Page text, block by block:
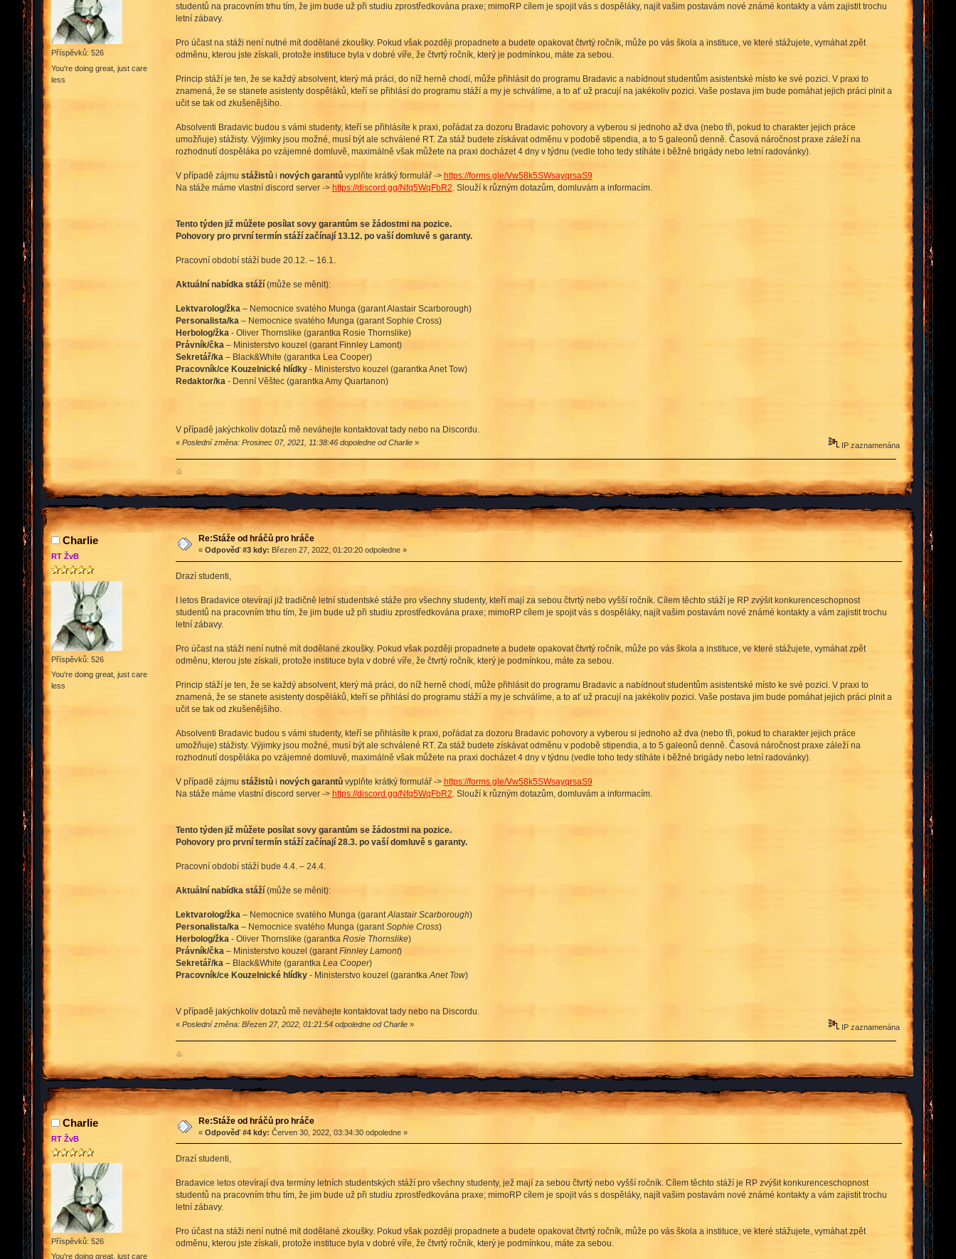
Příspěvků: 526
You're doing great, just care
less
studentů na pracovním trhu tím, že jim bude už při studiu zprostředkována praxe; mimoRP cílem je spojit vás s dospěláky, najít vašim postavám nové známé kontakty a vám zajistit trochu
letní zábavy.
Pro účast na stáži není nutné mít dodělané zkoušky. Pokud však později propadnete a budete opakovat čtvrtý ročník, může po vás škola a instituce, ve které stážujete, vymáhat zpět
odměnu, kterou jste získali, protože instituce byla v dobré víře, že čtvrtý ročník, který je podmínkou, máte za sebou.
Princip stáží je ten, že se každý absolvent, který má práci, do níž herně chodí, může přihlásit do programu Bradavic a nabídnout studentům asistentské místo ke své pozici. V praxi to
znamená, že se stanete asistenty dospěláků, kteří se přihlásí do programu stáží a my je schválíme, a to ať už pracují na jakékoliv pozici. Vaše postava jim bude pomáhat jejich práci plnit a
učit se tak od zkušenějšího.
Absolventi Bradavic budou s vámi studenty, kteří se přihlásíte k praxi, pořádat za dozoru Bradavic pohovory a vyberou si jednoho až dva (nebo tři, pokud to charakter jejich práce
umožňuje) stážisty. Výjimky jsou možné, musí být ale schválené RT. Za stáž budete získávat odměnu v podobě stipendia, a to 5 galeonů denně. Časová náročnost praxe záleží na
rozhodnutí dospěláka po vzájemné domluvě, maximálně však můžete na praxi docházet 4 dny v týdnu (vedle toho tedy stíháte i běžné brigády nebo letní radovánky).
V případě zájmu stážistůi nových garantůvyplňte krátký formulář -> https://forms.gle/Vw58k5SWsayqrsaS9
Na stáže máme vlastní discord server -> https://discord.gg/Nfq5WqFbR2 . Slouží k různým dotazům, domluvám a informacím.
Tento týden již můžete posílat sovy garantům se žádostmi na pozice.
Pohovory pro první termín stáží začínají 13.12. po vaší domluvě s garanty.
Pracovní období stáží bude 20.12. – 16.1.
Aktuální nabídka stáží(může se měnit):
Lektvarolog/žka – Nemocnice svatého Munga (garant Alastair Scarborough)
Personalista/ka – Nemocnice svatého Munga (garant Sophie Cross)
Herbolog/žka - Oliver Thornslike (garantka Rosie Thornslike)
Právník/čka – Ministerstvo kouzel (garant Finnley Lamont)
Sekretář/ka – Black&White (garantka Lea Cooper)
Pracovník/ce Kouzelnické hlídky- Ministerstvo kouzel (garantka Anet Tow)
Redaktor/ka - Denní Věštec (garantka Amy Quartanon)
V případě jakýchkoliv dotazů mě neváhejte kontaktovat tady nebo na Discordu.
« Poslední změna: Prosinec 07, 2021, 11:38:46 dopoledne od Charlie» IP zaznamenána
♧
Charlie
RT ŽvB
Příspěvků: 526
You're doing great, just care
less
Re:Stáže od hráčů pro hráče
« Odpověď #3 kdy: Březen 27, 2022, 01:20:20 odpoledne »
Drazí studenti,
I letos Bradavice otevírají již tradičně letní studentské stáže pro všechny studenty, kteří mají za sebou čtvrtý nebo vyšší ročník. Cílem těchto stáží je RP zvýšit konkurenceschopnost
studentů na pracovním trhu tím, že jim bude už při studiu zprostředkována praxe; mimoRP cílem je spojit vás s dospěláky, najít vašim postavám nové známé kontakty a vám zajistit trochu
letní zábavy.
Pro účast na stáži není nutné mít dodělané zkoušky. Pokud však později propadnete a budete opakovat čtvrtý ročník, může po vás škola a instituce, ve které stážujete, vymáhat zpět
odměnu, kterou jste získali, protože instituce byla v dobré víře, že čtvrtý ročník, který je podmínkou, máte za sebou.
Princip stáží je ten, že se každý absolvent, který má práci, do níž herně chodí, může přihlásit do programu Bradavic a nabídnout studentům asistentské místo ke své pozici. V praxi to
znamená, že se stanete asistenty dospěláků, kteří se přihlásí do programu stáží a my je schválíme, a to ať už pracují na jakékoliv pozici. Vaše postava jim bude pomáhat jejich práci plnit a
učit se tak od zkušenějšího.
Absolventi Bradavic budou s vámi studenty, kteří se přihlásíte k praxi, pořádat za dozoru Bradavic pohovory a vyberou si jednoho až dva (nebo tři, pokud to charakter jejich práce
umožňuje) stážisty. Výjimky jsou možné, musí být ale schválené RT. Za stáž budete získávat odměnu v podobě stipendia, a to 5 galeonů denně. Časová náročnost praxe záleží na
rozhodnutí dospěláka po vzájemné domluvě, maximálně však můžete na praxi docházet 4 dny v týdnu (vedle toho tedy stíháte i běžné brigády nebo letní radovánky).
V případě zájmu stážistů i nových garantůvyplňte krátký formulář -> https://forms.gle/Vw58k5SWsayqrsaS9
Na stáže máme vlastní discord server -> https://discord.gg/Nfq5WqFbR2. Slouží k různým dotazům, domluvám a informacím.
Tento týden již můžete posílat sovy garantům se žádostmi na pozice.
Pohovory pro první termín stáží začínají 28.3. po vaší domluvě s garanty.
Pracovní období stáží bude 4.4. – 24.4.
Aktuální nabídka stáží (může se měnit):
Lektvarolog/žka– Nemocnice svatého Munga (garantAlastair Scarborough)
Personalista/ka– Nemocnice svatého Munga (garantSophie Cross)
Herbolog/žka- Oliver Thornslike (garantkaRosie Thornslike)
Právník/čka– Ministerstvo kouzel (garantFinnley Lamont)
Sekretář/ka– Black&White (garantka Lea Cooper)
Pracovník/ce Kouzelnické hlídky- Ministerstvo kouzel (garantkaAnet Tow)
V případě jakýchkoliv dotazů mě neváhejte kontaktovat tady nebo na Discordu.
« Poslední změna: Březen 27, 2022, 01:21:54 odpoledne od Charlie» IP zaznamenána
♧
Charlie
RT ŽvB
Příspěvků: 526
You're doing great, just care
Re:Stáže od hráčů pro hráče
« Odpověď #4 kdy: Červen 30, 2022, 03:34:30 odpoledne »
Drazí studenti,
Bradavice letos otevírají dva termíny letních studentských stáží pro všechny studenty, jež mají za sebou čtvrtý nebo vyšší ročník. Cílem těchto stáží je RP zvýšit konkurenceschopnost
studentů na pracovním trhu tím, že jim bude už při studiu zprostředkována praxe; mimoRP cílem je spojit vás s dospěláky, najít vašim postavám nové známé kontakty a vám zajistit trochu
letní zábavy.
Pro účast na stáži není nutné mít dodělané zkoušky. Pokud však později propadnete a budete opakovat čtvrtý ročník, může po vás škola a instituce, ve které stážujete, vymáhat zpět
odměnu, kterou jste získali, protože instituce byla v dobré víře, že čtvrtý ročník, který je podmínkou, máte za sebou.